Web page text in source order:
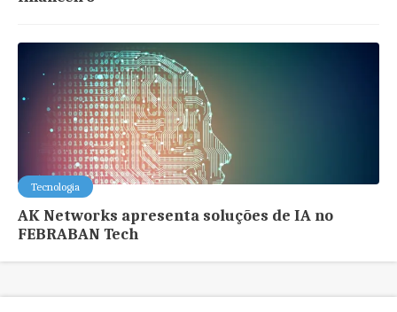
Tecnologia
AK Networks apresenta soluções de IA no
FEBRABAN Tech